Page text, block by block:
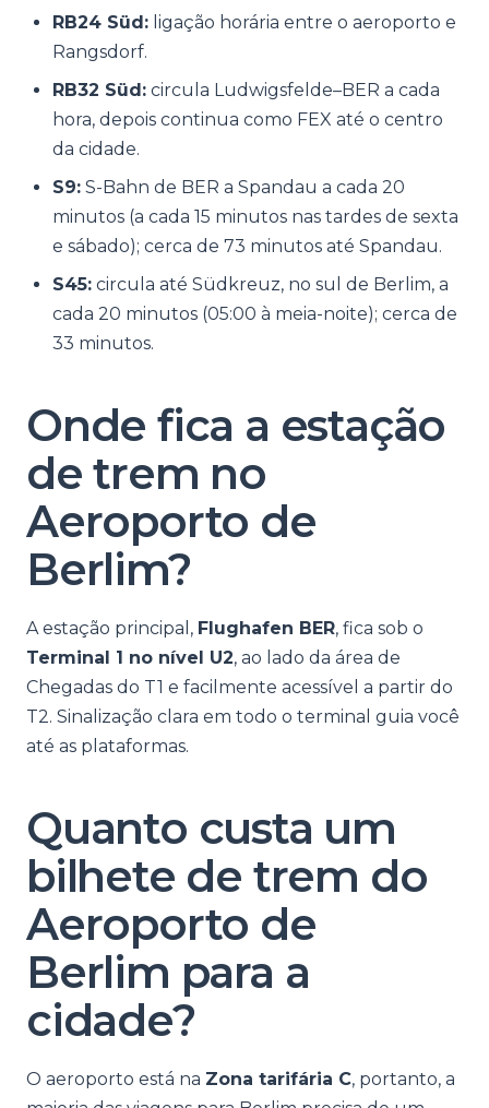
RB24 Süd: ligação horária entre o aeroporto e
Rangsdorf.
RB32 Süd: circula Ludwigsfelde–BER a cada
hora, depois continua como FEX até o centro
da cidade.
S9: S-Bahn de BER a Spandau a cada 20
minutos (a cada 15 minutos nas tardes de sexta
e sábado); cerca de 73 minutos até Spandau.
S45: circula até Südkreuz, no sul de Berlim, a
cada 20 minutos (05:00 à meia-noite); cerca de
33 minutos.
Onde fica a estação
de trem no
Aeroporto de
Berlim?
A estação principal, Flughafen BER, fica sob o
Terminal 1 no nível U2, ao lado da área de
Chegadas do T1 e facilmente acessível a partir do
T2. Sinalização clara em todo o terminal guia você
até as plataformas.
Quanto custa um
bilhete de trem do
Aeroporto de
Berlim para a
cidade?
O aeroporto está na Zona tarifária C, portanto, a